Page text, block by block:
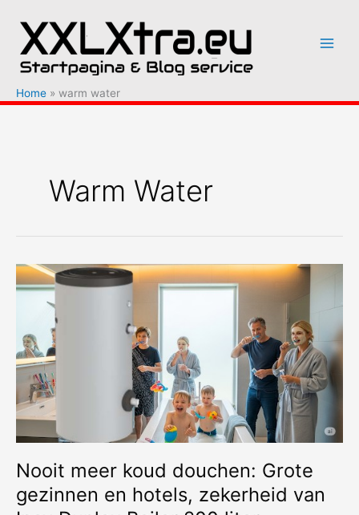
naar
inhoud
Home warm water
Warm Water
Nooit meer koud douchen: Grote
gezinnen en hotels, zekerheid van